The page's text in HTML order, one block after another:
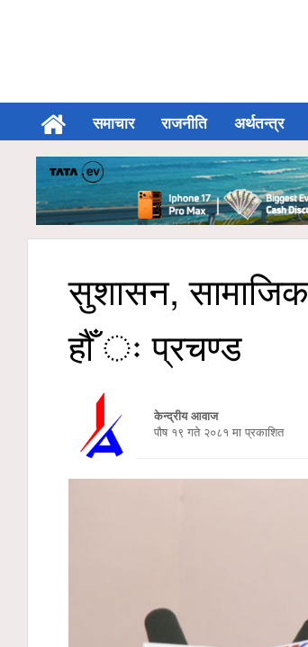
समाचार राजनीति अर्थतन्त्र
सुशासन,
हौँ ः प्रचण्ड
केन्द्रीय आवाज
पौष १९ गते २०८१ मा प्रकाशित